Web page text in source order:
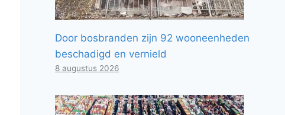
Door bosbranden zijn 92 wooneenheden
beschadigd en vernield
8 augustus 2026